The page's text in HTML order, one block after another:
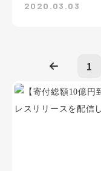
2020.03.03
1